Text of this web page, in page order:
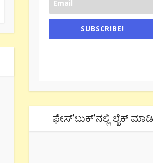
SUBSCRIBE!
ಫೇಸ್’ಬುಕ್’ನಲ್ಲಿ ಲೈಕ್ ಮಾಡಿ